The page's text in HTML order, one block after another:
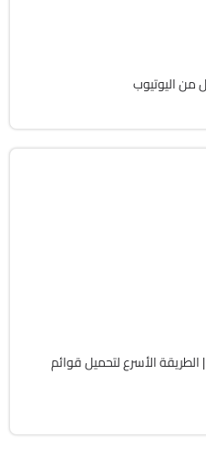
تحميل برنامج YT Video Downloader | الطريقة الأسرع لتحميل قوائم